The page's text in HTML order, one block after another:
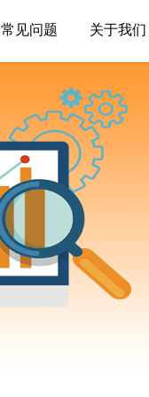
常见问题 关于我们